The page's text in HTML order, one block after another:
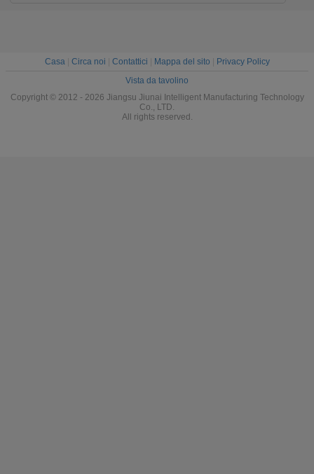
Casa| Circa noi Contattici Mappa del sito
Privacy Policy
Vista da tavolino
Copyright © 2012 - 2026 Jiangsu Jiunai Intelligent Manufacturing Technology
Co., LTD.
All rights reserved.